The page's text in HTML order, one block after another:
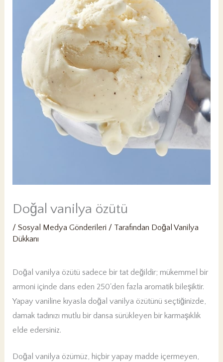
Doğal vanilya özütü
/Sosyal Medya Gönderileri / Tarafından Doğal Vanilya
Dükkanı
Doğal vanilya özütü sadece bir tat değildir; mükemmel bir
armoni içinde dans eden 250'den fazla aromatik bileşiktir.
Yapay vaniline kıyasla doğal vanilya özütünü seçtiğinizde,
damak tadınızı mutlu bir dansa sürükleyen bir karmaşıklık
elde edersiniz.
Doğal vanilya özümüz, hiçbir yapay madde içermeyen,